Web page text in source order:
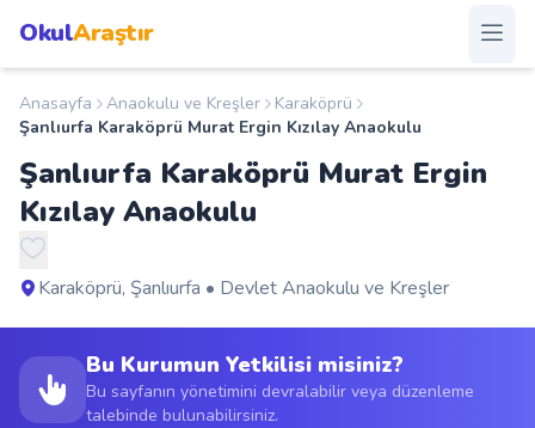
OkulAraştır
Anasayfa
Okullar
Şehirler
Duyurular
Anasayfa Anaokulu ve Kreşler
Karaköprü
Şanlıurfa Karaköprü Murat Ergin Kızılay Anaokulu
Şanlıurfa Karaköprü Murat Ergin
Kızılay Anaokulu
Karaköprü, Şanlıurfa • Devlet Anaokulu ve Kreşler
Bu Kurumun Yetkilisi misiniz?
Bu sayfanın yönetimini devralabilir veya düzenleme
talebinde bulunabilirsiniz.